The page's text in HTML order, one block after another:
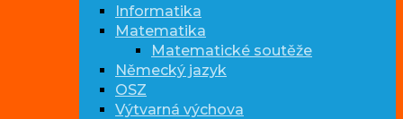
Informatika
Matematika
Matematické soutěže
Německý jazyk
OSZ
Výtvarná výchova